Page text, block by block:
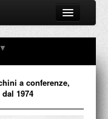
tra Arte,
▼
a conferenze,
1974